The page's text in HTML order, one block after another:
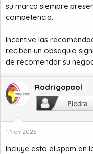
su marca siempre
competencia.
Incentive las
reciben un obsequio
de recomendar su
Rodrigopaol
1 Nov 2025
Incluye esto el spam en